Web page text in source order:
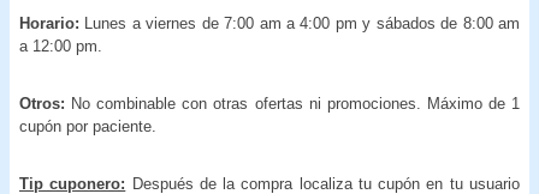
Horario: Lunes a viernes de 7:00 am a 4:00 pm y sábados de 8:00 am
a 12:00 pm.
Otros: No combinable con otras ofertas ni promociones. Máximo de 1
cupón por paciente.
Tip cuponero: Después de la compra localiza tu cupón en tu usuario